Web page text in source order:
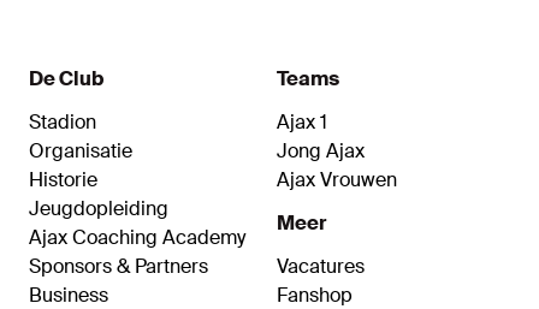
De Club
Stadion
Organisatie
Historie
Jeugdopleiding
Ajax Coaching Academy
Sponsors & Partners
Business
Teams
Ajax 1
Jong Ajax
Ajax Vrouwen
Meer
Vacatures
Fanshop